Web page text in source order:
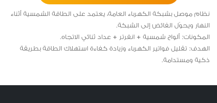
نظام موصل بشبكة الكهرباء العامة، يعتمد على الطاقة الشمسية أثناء
النهار ويحوّل الفائض إلى الشبكة.
المكونات: ألواح شمسية + انفرتر + عداد ثنائي الاتجاه.
الهدف: تقليل فواتير الكهرباء وزيادة كفاءة استهلاك الطاقة بطريقة
ذكية ومستدامة.